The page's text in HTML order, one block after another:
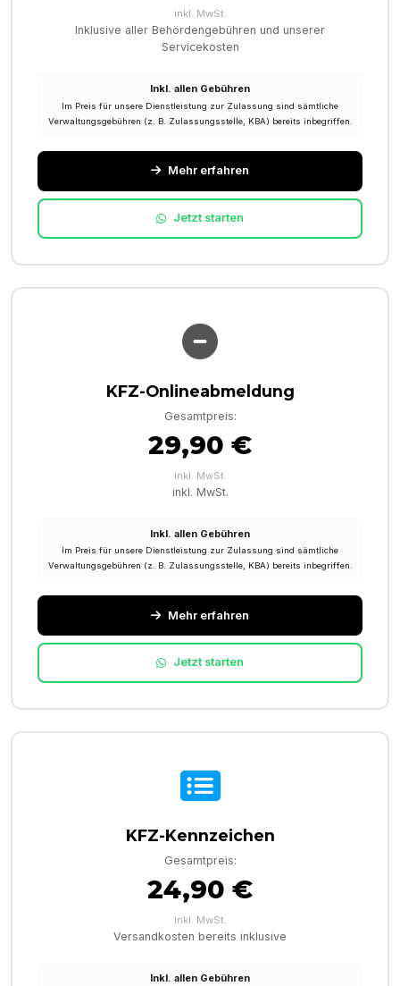
inkl. MwSt.
Inklusive aller Behördengebühren und unserer
Servicekosten
Inkl. allen Gebühren
Im Preis für unsere Dienstleistung zur Zulassung sind sämtliche
Verwaltungsgebühren (z. B. Zulassungsstelle, KBA) bereits inbegriffen.
Mehr erfahren
Jetzt starten
KFZ-Onlineabmeldung
Gesamtpreis:
29,90 €
inkl. MwSt.
inkl. MwSt.
Inkl. allen Gebühren
Im Preis für unsere Dienstleistung zur Zulassung sind sämtliche
Verwaltungsgebühren (z. B. Zulassungsstelle, KBA) bereits inbegriffen.
Mehr erfahren
Jetzt starten
KFZ-Kennzeichen
Gesamtpreis:
24,90 €
inkl. MwSt.
Versandkosten bereits inklusive
Inkl. allen Gebühren